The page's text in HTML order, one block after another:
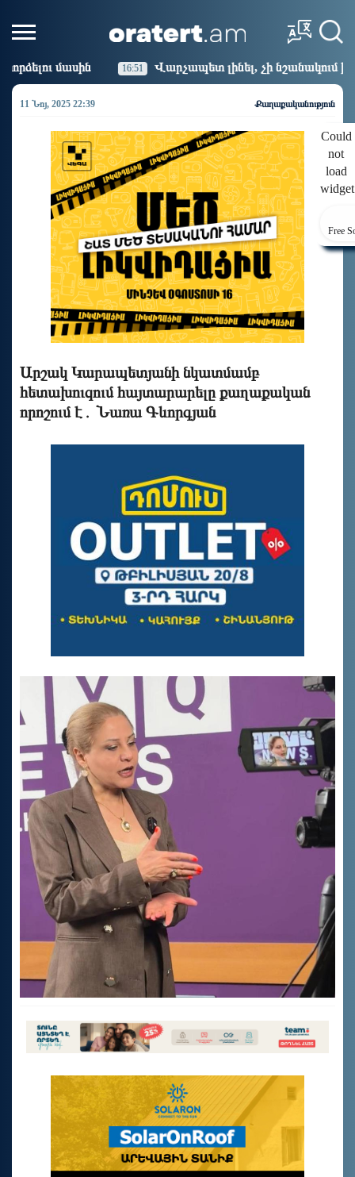
16:51 Վարչապետ լինել, չի նշանակում ինչ ուզել անել
11 Նոյ, 2025 22:39 Քաղաքականություն
Could
not
load
Free
Արշակ Կարապետյանի նկատմամբ
հետախուզում հայտարարելը քաղաքական
որոշում է․ Նառա Գևորգյան